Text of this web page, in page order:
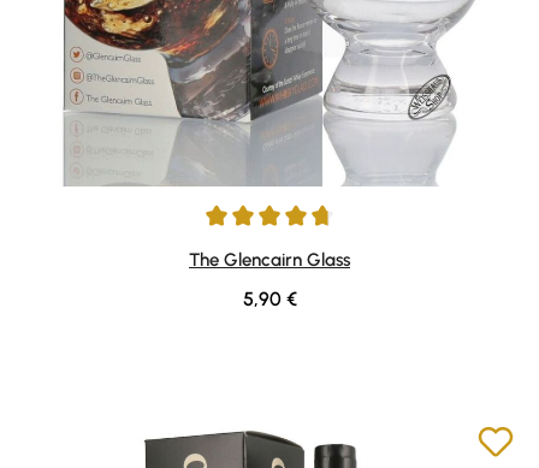
Durchschnittliche Bewertung von 4.84 von 5 Sternen
The Glencairn Glass
Regulärer Preis:
5,90 €